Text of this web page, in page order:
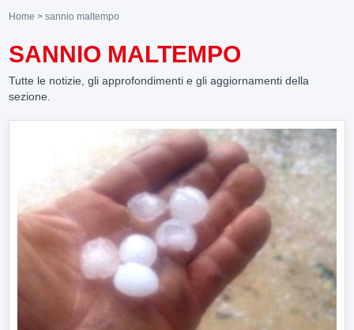
Home > sannio maltempo
SANNIO MALTEMPO
Tutte le notizie, gli approfondimenti e gli aggiornamenti della
sezione.